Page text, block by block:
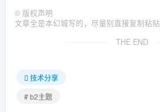
© 版权声明
文章全是本幻城写的，尽量别直接复制粘贴
THE END
技术分享
# b2主题